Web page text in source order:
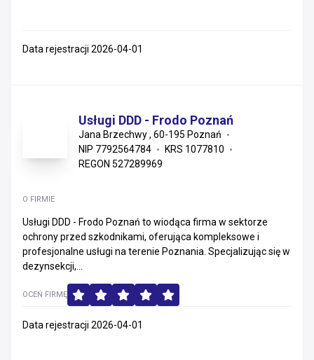
Data rejestracji 2026-04-01
Usługi DDD - Frodo Poznań
Jana Brzechwy , 60-195 Poznań
NIP 7792564784
KRS 1077810
REGON 527289969
O FIRMIE
Usługi DDD - Frodo Poznań to wiodąca firma w sektorze
ochrony przed szkodnikami, oferująca kompleksowe i
profesjonalne usługi na terenie Poznania. Specjalizując się w
dezynsekcji,...
OCEŃ FIRMĘ
Data rejestracji 2026-04-01